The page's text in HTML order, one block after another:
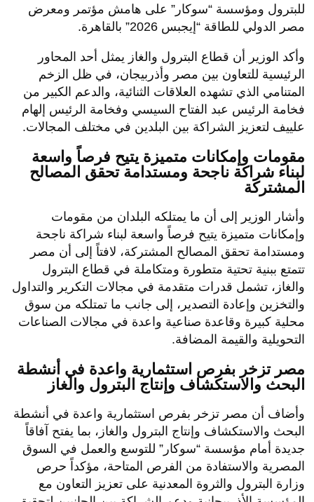
للبترول ومؤسسة “سوكار” على هامش مؤتمر ومعرض
مصر الدولي للطاقة “إيجبس 2026” بالقاهرة.
وأكد الوزير أن قطاع البترول والغاز يمثل أحد المحاور
الرئيسية للتعاون بين مصر وأذربيجان، في ظل الزخم
المتنامي الذي تشهده العلاقات الثنائية، والدعم الكبير من
فخامة الرئيس عبد الفتاح السيسي وفخامة الرئيس إلهام
علييف لتعزيز الشراكة بين البلدين في مختلف المجالات.
مقومات وإمكانات متميزة يتيح فرصاً واسعة
لبناء شراكة ناجحة ومستدامة تحقق المصالح
المشتركة
وأشار الوزير إلى أن ما يمتلكه البلدان من مقومات
وإمكانات متميزة يتيح فرصاً واسعة لبناء شراكة ناجحة
ومستدامة تحقق المصالح المشتركة، لافتاً إلى أن مصر
تتمتع ببنية تحتية متطورة ومتكاملة في قطاع البترول
والغاز، تشمل قدرات متقدمة في مجالات التكرير والتداول
والتخزين وإعادة التصدير، إلى جانب ما تمتلكه من سوق
محلية كبيرة وقاعدة صناعية واعدة في مجالات الصناعات
التحويلية والقيمة المضافة.
مصر تزخر بفرص استثمارية واعدة في أنشطة
البحث والاستكشاف وإنتاج البترول والغاز
وأضاف أن مصر تزخر بفرص استثمارية واعدة في أنشطة
البحث والاستكشاف وإنتاج البترول والغاز، بما يفتح آفاقاً
جديدة أمام مؤسسة “سوكار” للتوسع والعمل في السوق
المصرية والاستفادة من الفرص المتاحة، مؤكداً حرص
وزارة البترول والثروة المعدنية على تعزيز التعاون مع